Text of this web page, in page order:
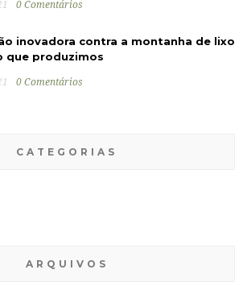
0 Comentários
inovadora contra a montanha de lixo
que produzimos
0 Comentários
CATEGORIAS
ARQUIVOS